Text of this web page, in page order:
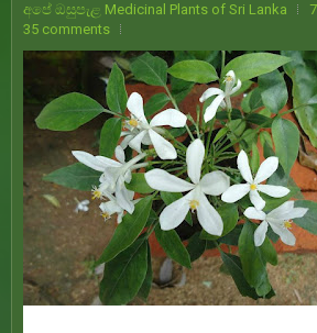
අපේ ඔසුපැළ Medicinal Plants of Sri Lanka
35 comments